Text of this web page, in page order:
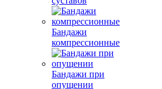
Бандажи
компрессионные
Бандажи при
опущении